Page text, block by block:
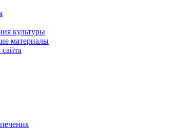
культуры
материалы